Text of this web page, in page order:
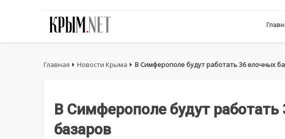
Главная Новости Крыма В Симферополе будут работать 36 елочных
В Симферополе будут работать
базаров